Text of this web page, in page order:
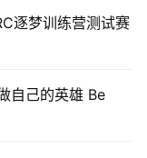
逐梦训练营测试赛
自己的英雄 Be